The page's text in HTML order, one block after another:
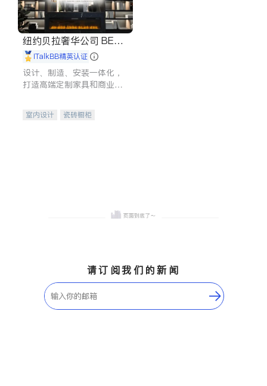
纽约贝拉奢华公司 BELL
A LUXE
iTalkBB精英认证
设计、制造、安装一体化，
打造高端定制家具和商业空
室内设计
瓷砖橱柜
请订阅我们的新闻